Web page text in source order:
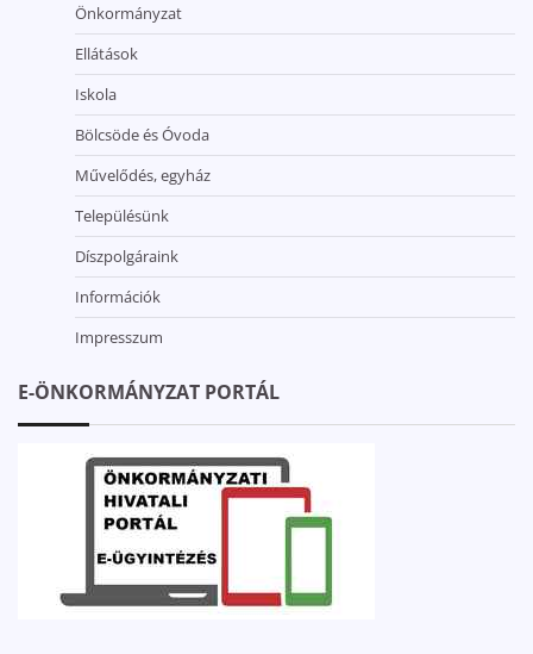
Önkormányzat
Ellátások
Iskola
Bölcsöde és Óvoda
Művelődés, egyház
Településünk
Díszpolgáraink
Információk
Impresszum
E-ÖNKORMÁNYZAT PORTÁL